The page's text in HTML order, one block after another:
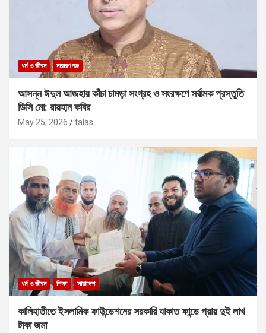
ধর্ম ও জীবন নারায়ণগঞ্জ
আসন্ন ঈদুল আজহায় কাঁচা চামড়া সংগ্রহ ও সংরক্ষণে সর্বাত্মক প্রস্তুতি
ডিসি মো: রায়হান কবির
May 25, 2026 talas
ধর্ম ও জীবন শিক্ষা সারাদেশ
কালিহাতীতে ইসলামিক ফাউন্ডেশনের সরকারি যাকাত ফান্ডে প্রায় দুই লাখ
টাকা জমা